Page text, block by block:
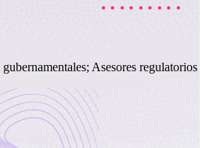
Asesores regulatorios